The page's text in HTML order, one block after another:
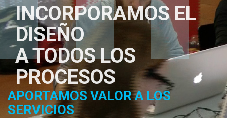
INCORPORAMOS EL
DISEÑO
A TODOS LOS
PROCESOS
APORTAMOS VALOR A LOS
SERVICIOS